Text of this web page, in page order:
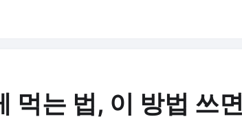
먹는 법, 이 방법 쓰면